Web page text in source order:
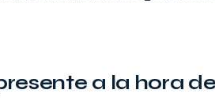
a la hora